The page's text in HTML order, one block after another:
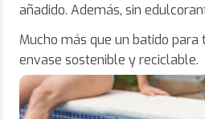
añadido. Además, sin
Mucho más que un batido para
envase sostenible y reciclable.